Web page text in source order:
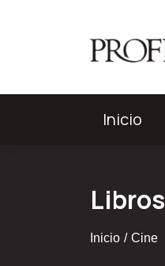
Inicio
Inicio Cine